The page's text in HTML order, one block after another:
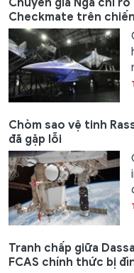
Checkmate trên
Chòm sao vệ tinh
đã gặp lỗi
Tranh chấp giữa
FCAS chính thức bị